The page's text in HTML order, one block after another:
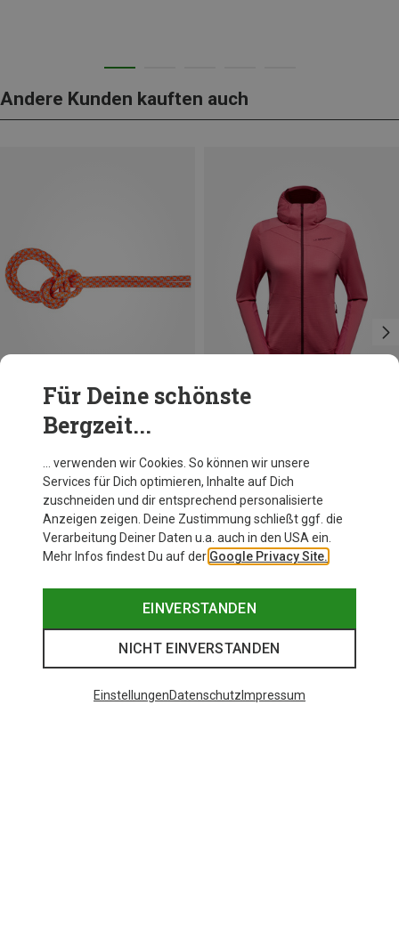
Andere Kunden kauften auch
Du sparst 10%
Für Deine schönste
Bergzeit...
… verwenden wir Cookies. So können wir unsere
Services für Dich optimieren, Inhalte auf Dich
zuschneiden und dir entsprechend personalisierte
Anzeigen zeigen. Deine Zustimmung schließt ggf. die
Verarbeitung Deiner Daten u.a. auch in den USA ein.
Mehr Infos findest Du auf der Google Privacy Site.
EINVERSTANDEN
NICHT EINVERSTANDEN
EinstellungenDatenschutz Impressum